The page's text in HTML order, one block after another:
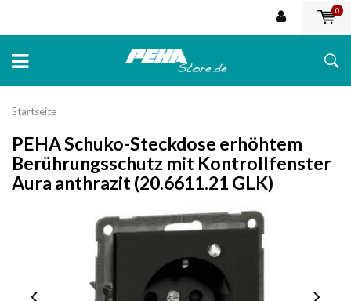
0
Startseite
PEHA Schuko-Steckdose erhöhtem
Berührungsschutz mit Kontrollfenster
Aura anthrazit (20.6611.21 GLK)